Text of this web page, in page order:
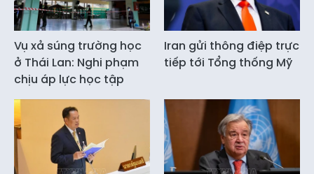
Vụ xả súng trường học
ở Thái Lan: Nghi phạm
chịu áp lực học tập
Iran gửi thông điệp trực
tiếp tới Tổng thống Mỹ